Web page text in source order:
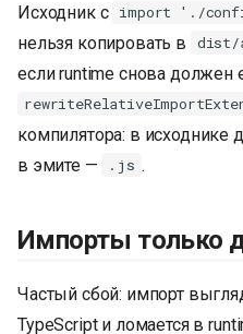
Исходник с import './
нельзя копировать в
dist/
если runtime снова должен
компилятора: в исходнике
в эмите —
.js .
Импорты только
Частый сбой: импорт
TypeScript и ломается в